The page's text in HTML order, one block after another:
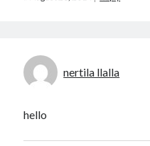
nertila llalla
hello